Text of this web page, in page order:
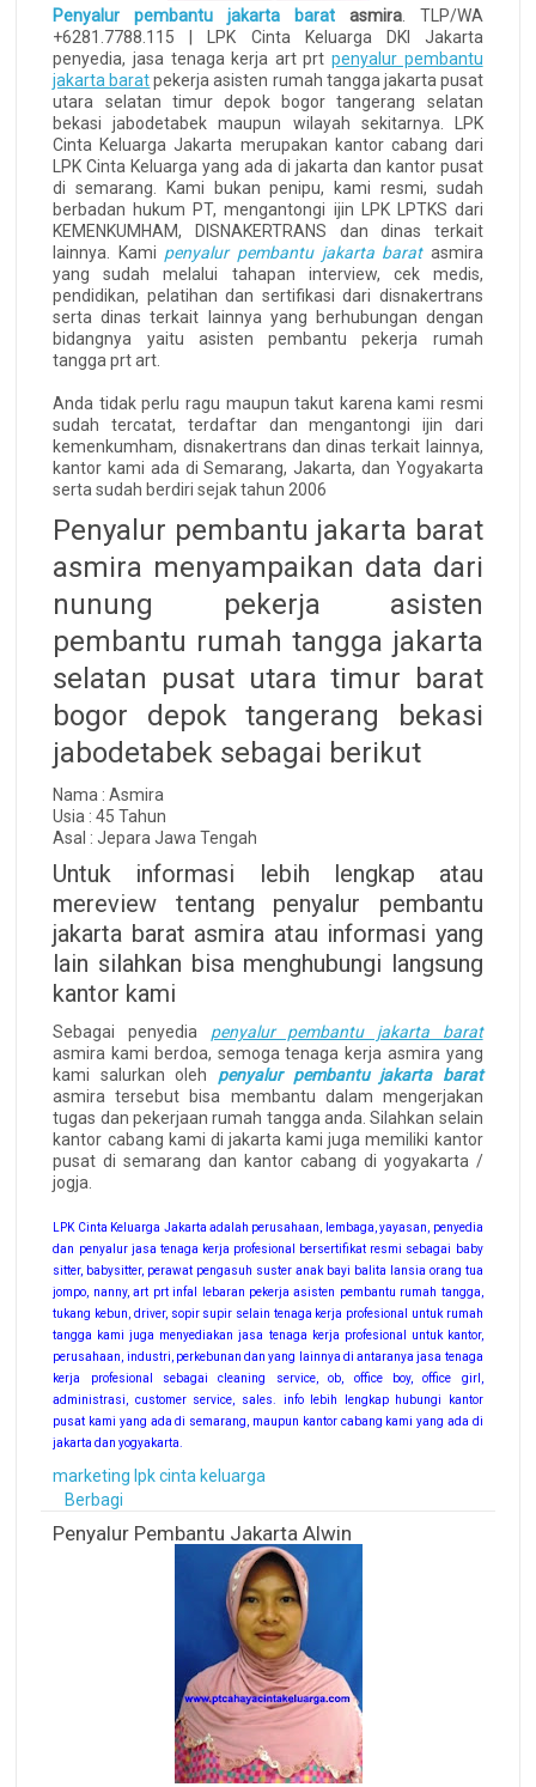
Penyalur pembantu jakarta baratasmira. TLP/WA
+6281.7788.115 | LPK Cinta Keluarga DKI Jakarta
penyedia, jasa tenaga kerja art prt penyalur pembantu
jakarta baratpekerja asisten rumah tangga jakarta pusat
utara selatan timur depok bogor tangerang selatan
bekasi jabodetabek maupun wilayah sekitarnya. LPK
Cinta Keluarga Jakarta merupakan kantor cabang dari
LPK Cinta Keluarga yang ada di jakarta dan kantor pusat
di semarang. Kami bukan penipu, kami resmi, sudah
berbadan hukum PT, mengantongi ijin LPK LPTKS dari
KEMENKUMHAM, DISNAKERTRANS dan dinas terkait
lainnya. Kami penyalur pembantu jakarta baratasmira
yang sudah melalui tahapan interview, cek medis,
pendidikan, pelatihan dan sertifikasi dari disnakertrans
serta dinas terkait lainnya yang berhubungan dengan
bidangnya yaitu asisten pembantu pekerja rumah
tangga prt art.
Anda tidak perlu ragu maupun takut karena kami resmi
sudah tercatat, terdaftar dan mengantongi ijin dari
kemenkumham, disnakertrans dan dinas terkait lainnya,
kantor kami ada di Semarang, Jakarta, dan Yogyakarta
serta sudah berdiri sejak tahun 2006
Penyalur pembantu jakarta barat
asmira menyampaikan data dari
nunung pekerja asisten
pembantu rumah tangga jakarta
selatan pusat utara timur barat
bogor depok tangerang bekasi
jabodetabek sebagai berikut
Nama : Asmira
Usia : 45 Tahun
Asal : Jepara Jawa Tengah
Untuk informasi lebih lengkap atau
mereview tentang penyalur pembantu
jakarta barat asmira atau informasi yang
lain silahkan bisa menghubungi langsung
kantor kami
Sebagai penyedia penyalur pembantu jakarta barat
asmira kami berdoa, semoga tenaga kerja asmira yang
kami salurkan oleh penyalur pembantu jakarta barat
asmira tersebut bisa membantu dalam mengerjakan
tugas dan pekerjaan rumah tangga anda. Silahkan selain
kantor cabang kami di jakarta kami juga memiliki kantor
pusat di semarang dan kantor cabang di yogyakarta /
jogja.
LPK Cinta Keluarga Jakarta adalah perusahaan, lembaga, yayasan, penyedia
dan penyalur jasa tenaga kerja profesional bersertifikat resmi sebagai baby
sitter, babysitter, perawat pengasuh suster anak bayi balita lansia orang tua
jompo, nanny, art prt infal lebaran pekerja asisten pembantu rumah tangga,
tukang kebun, driver, sopir supir selain tenaga kerja profesional untuk rumah
tangga kami juga menyediakan jasa tenaga kerja profesional untuk kantor,
perusahaan, industri, perkebunan dan yang lainnya di antaranya jasa tenaga
kerja profesional sebagai cleaning service, ob, office boy, office girl,
administrasi, customer service, sales. info lebih lengkap hubungi kantor
pusat kami yang ada di semarang, maupun kantor cabang kami yang ada di
jakarta dan yogyakarta.
marketing lpk cinta keluarga
Berbagi
Penyalur Pembantu Jakarta Alwin